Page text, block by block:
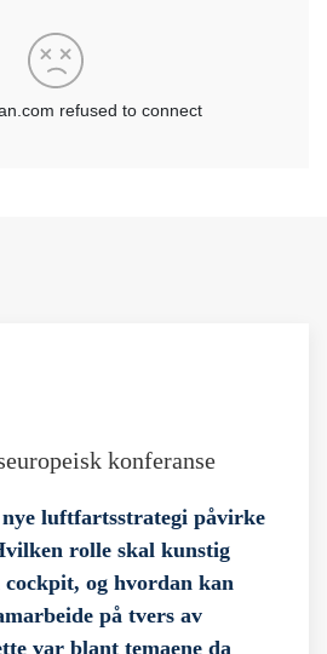
konferanse
luftfartsstrategi påvirke
rolle skal kunstig
og hvordan kan
på tvers av
var blant temaene da